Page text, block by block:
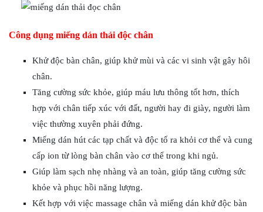
Công dụng miếng dán thải độc chân
Khử độc bàn chân, giúp khử mùi và các vi sinh vật gây hôi
chân.
Tăng cường sức khỏe, giúp máu lưu thông tốt hơn, thích
hợp với chân tiếp xúc với đất, người hay đi giày, người làm
việc thường xuyên phải đứng.
Miếng dán hút các tạp chất và độc tố ra khỏi cơ thể và cung
cấp ion từ lòng bàn chân vào cơ thể trong khi ngủ.
Giúp làm sạch nhẹ nhàng và an toàn, giúp tăng cường sức
khỏe và phục hồi năng lượng.
Kết hợp với việc massage chân và miếng dán khử độc bàn